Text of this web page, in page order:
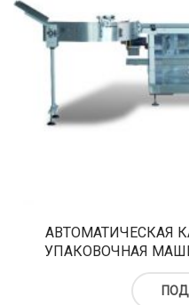
АВТОМАТИЧЕСКАЯ
УПАКОВОЧНАЯ